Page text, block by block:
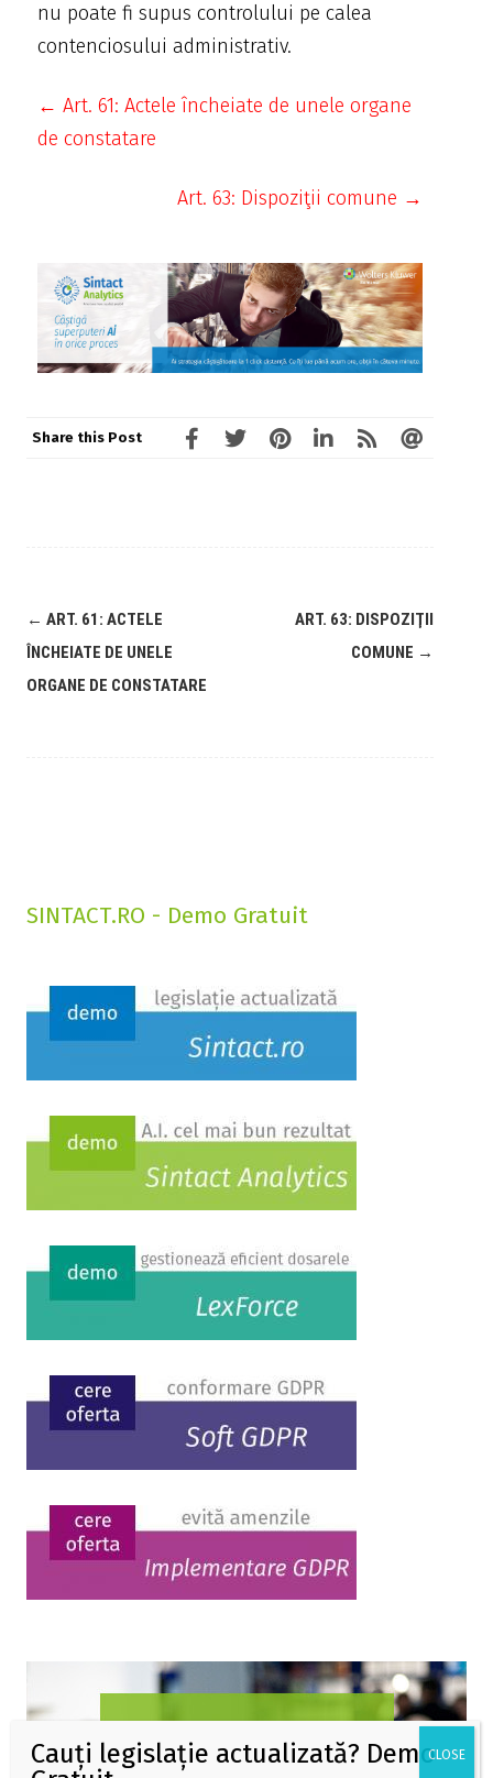
nu poate fi supus controlului pe calea
contenciosului administrativ.
← Art. 61: Actele încheiate de unele organe
de constatare
Art. 63: Dispoziţii comune →
Share this Post
← ART. 61: ACTELE
ÎNCHEIATE DE UNELE
ORGANE DE CONSTATARE
ART. 63: DISPOZIŢII
COMUNE →
SINTACT.RO - Demo Gratuit